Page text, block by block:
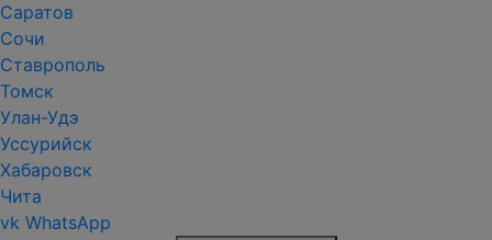
Саратов
Сочи
Ставрополь
Томск
Улан-Удэ
Уссурийск
Хабаровск
Чита
vk WhatsApp